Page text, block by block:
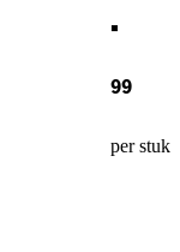
.
99
per stuk